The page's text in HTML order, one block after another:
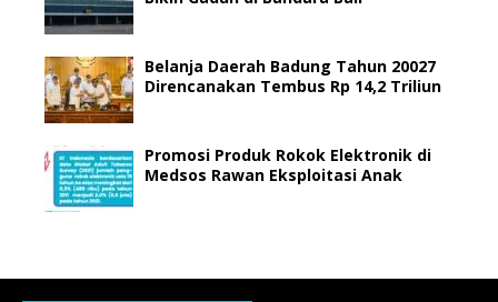
Belanja Daerah Badung Tahun 20027
Direncanakan Tembus Rp 14,2 Triliun
Promosi Produk Rokok Elektronik di
Medsos Rawan Eksploitasi Anak